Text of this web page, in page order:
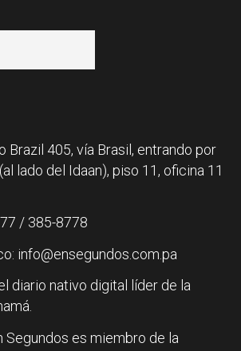
Brazil 405, vía Brasil, entrando por
lado del Idaan), piso 11, oficina 11
/ 385-8778
info@ensegundos.com.pa
diario nativo digital líder de la
Segundos es miembro de la